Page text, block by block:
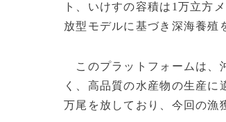
ト、いけすの容積は1万立方
放型モデルに基づき深海養殖
このプラットフォームは、
く、高品質の水産物の生産に
万尾を放しており、今回の漁